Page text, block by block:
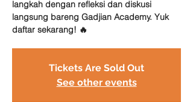
langkah dengan refleksi dan diskusi
langsung bareng Gadjian Academy. Yuk
daftar sekarang! 🔥
Tickets Are Sold Out
See other events